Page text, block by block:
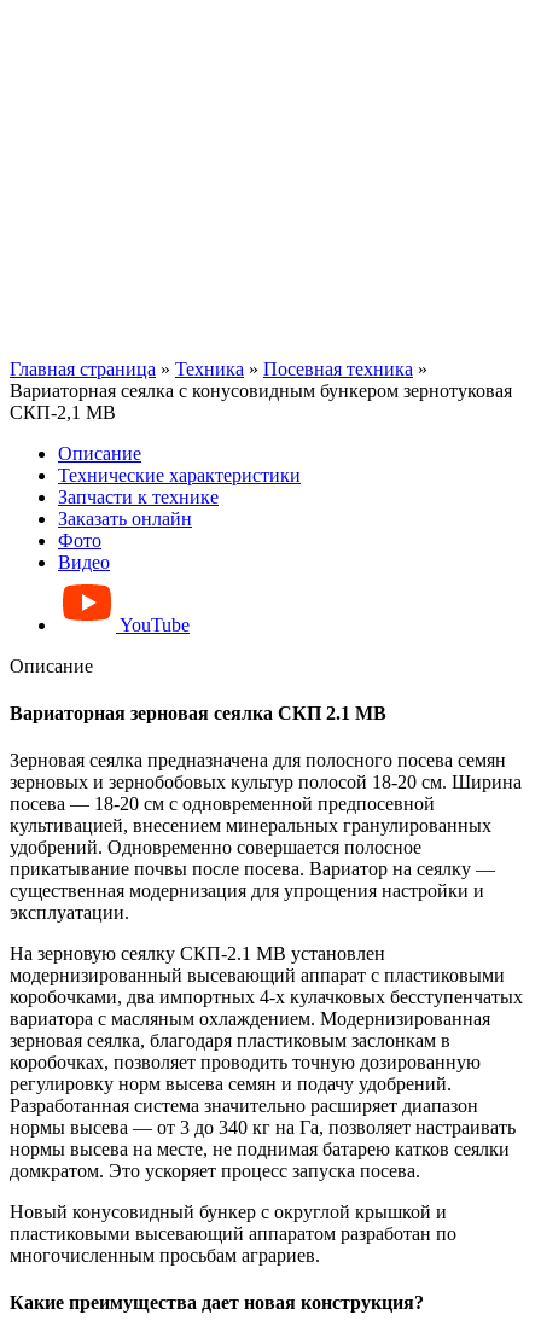
Главная страница » Техника » Посевная техника »
Вариаторная сеялка с конусовидным бункером зернотуковая
СКП-2,1 МВ
Описание
Технические характеристики
Запчасти к технике
Заказать онлайн
Фото
Видео
YouTube
Описание
Вариаторная зерновая сеялка СКП 2.1 МВ
Зерновая сеялка предназначена для полосного посева семян
зерновых и зернобобовых культур полосой 18-20 см. Ширина
посева — 18-20 см с одновременной предпосевной
культивацией, внесением минеральных гранулированных
удобрений. Одновременно совершается полосное
прикатывание почвы после посева. Вариатор на сеялку —
существенная модернизация для упрощения настройки и
эксплуатации.
На зерновую сеялку СКП-2.1 МВ установлен
модернизированный высевающий аппарат с пластиковыми
коробочками, два импортных 4-х кулачковых бесступенчатых
вариатора с масляным охлаждением. Модернизированная
зерновая сеялка, благодаря пластиковым заслонкам в
коробочках, позволяет проводить точную дозированную
регулировку норм высева семян и подачу удобрений.
Разработанная система значительно расширяет диапазон
нормы высева — от 3 до 340 кг на Га, позволяет настраивать
нормы высева на месте, не поднимая батарею катков сеялки
домкратом. Это ускоряет процесс запуска посева.
Новый конусовидный бункер с округлой крышкой и
пластиковыми высевающий аппаратом разработан по
многочисленным просьбам аграриев.
Какие преимущества дает новая конструкция?